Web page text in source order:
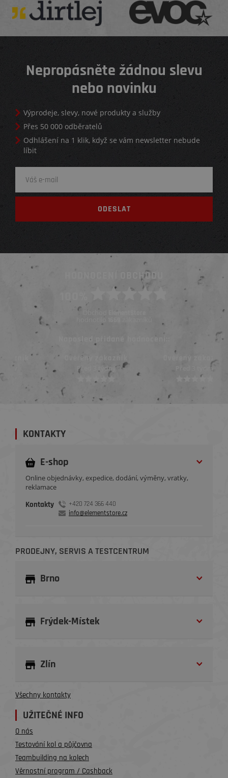
Nepropásněte žádnou slevu
nebo novinku
Výprodeje, slevy, nové produkty a služby
Přes 50 000 odběratelů
Odhlášení na 1 klik, když se vám newsletter nebude
líbit
HODNOCENÍ OBCHODU
Obchod ElementStore
hodnotilo
Naposled přidané hodnocení::
Ověřený zákazník
Před 3 týdny
KONTAKTY
E-shop
Online objednávky, expedice, dodání, výměny, vratky,
reklamace
Kontakty
+420 724 366 440
info@elementstore.cz
PRODEJNY, SERVIS A TESTCENTRUM
Brno
Frýdek-Místek
Zlín
Všechny kontakty
UŽITEČNÉ INFO
O nás
Testování kol a půjčovna
Teambuilding na kolech
Věrnostní program / Cashback